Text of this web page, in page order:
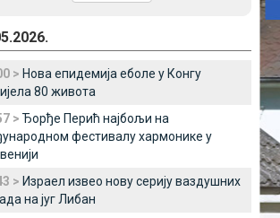
> Нова епидемија еболе у Конгу
80 живота
> Ђорђе Перић најбољи на
фестивалу хармонике у
> Израел извео нову серију ваздушних
на југ Либан